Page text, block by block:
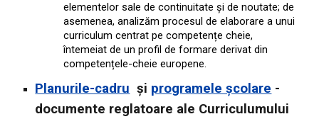
elementelor sale de continuitate și de noutate; de
asemenea, analizăm procesul de elaborare a unui
curriculum centrat pe competențe cheie,
întemeiat de un profil de formare derivat din
competențele-cheie europene.
Planurile-cadru și programele școlare -
documente reglatoare ale Curriculumului